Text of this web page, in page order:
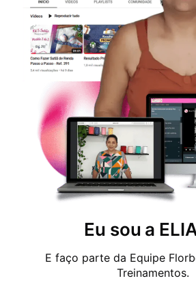
Eu sou a
E faço parte da Equipe
Treinamentos.